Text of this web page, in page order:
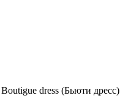
Boutigue dress (Бьюти дресс)